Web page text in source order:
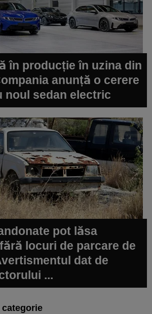
în producție în uzina din
anunță o cerere
noul sedan electric
pot lăsa
locuri de parcare de
dat de
...